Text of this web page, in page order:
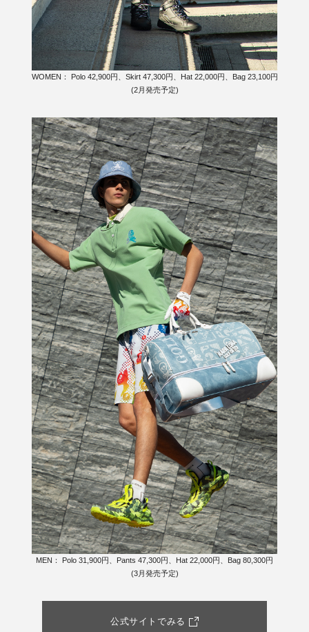
WOMEN： Polo 42,900円、Skirt 47,300円、Hat 22,000円、Bag 23,100円
(2月発売予定)
MEN： Polo 31,900円、Pants 47,300円、Hat 22,000円、Bag 80,300円
(3月発売予定)
公式サイトでみる